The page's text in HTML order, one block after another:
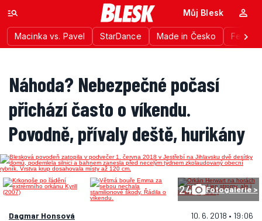
Macinka vs. Pavel StarDance Made in Česko
Můj Blesk
Náhoda? Nebezpečné počasí
přichází často o víkendu.
Povodně, přívaly deště, hurikány
24 Fotogalerie >
Dagmar Honsová 10. 6. 2018 • 19:06